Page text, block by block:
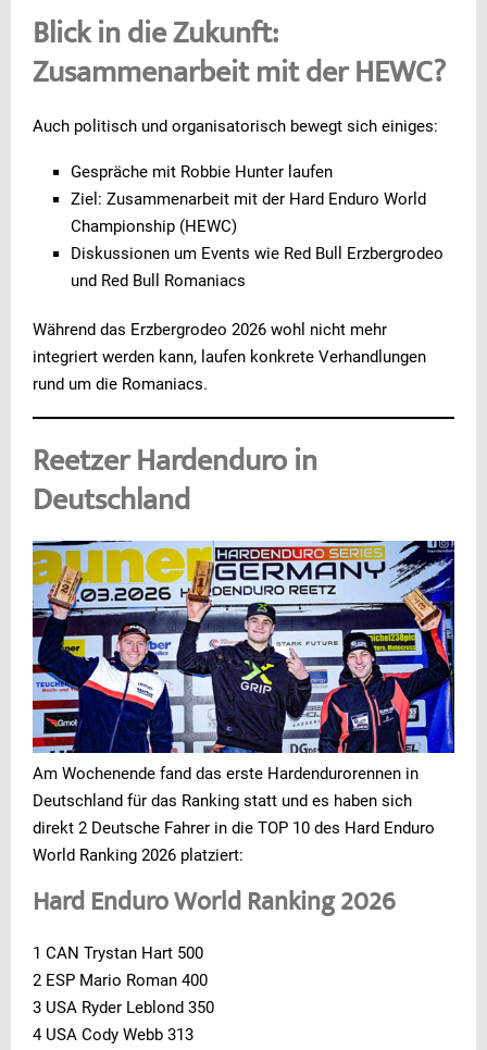
Blick in die Zukunft:
Zusammenarbeit mit der HEWC?
Auch politisch und organisatorisch bewegt sich einiges:
Gespräche mit Robbie Hunter laufen
Ziel: Zusammenarbeit mit der Hard Enduro World
Championship (HEWC)
Diskussionen um Events wie Red Bull Erzbergrodeo
und Red Bull Romaniacs
Während das Erzbergrodeo 2026 wohl nicht mehr
integriert werden kann, laufen konkrete Verhandlungen
rund um die Romaniacs.
Reetzer Hardenduro in
Deutschland
Am Wochenende fand das erste Hardendurorennen in
Deutschland für das Ranking statt und es haben sich
direkt 2 Deutsche Fahrer in die TOP 10 des Hard Enduro
World Ranking 2026 platziert:
Hard Enduro World Ranking 2026
1 CAN Trystan Hart 500
2 ESP Mario Roman 400
3 USA Ryder Leblond 350
4 USA Cody Webb 313